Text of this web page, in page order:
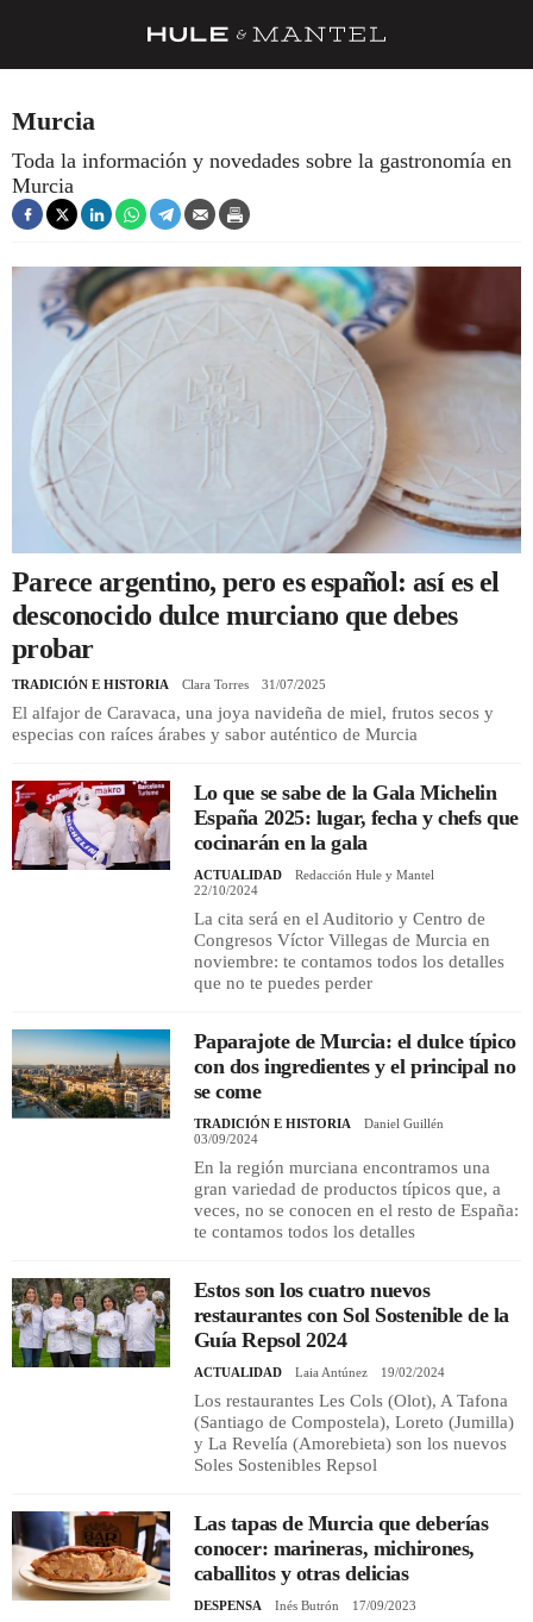
DESPENSA
BARRAS Y ESTRELLAS
DÓNDE COMER
ÍDOLOS DE MESAS
CUADERNO DE VIAJE
TRADICIÓN
MENÚ DEL DÍA
A CUCHILLO
REGISTRO
Murcia
Toda la información y novedades sobre la gastronomía en
Murcia
Parece argentino, pero es español: así es el
desconocido dulce murciano que debes
probar
TRADICIÓN E HISTORIA Clara Torres 31/07/2025
El alfajor de Caravaca, una joya navideña de miel, frutos secos y
especias con raíces árabes y sabor auténtico de Murcia
Lo que se sabe de la Gala Michelin
España 2025: lugar, fecha y chefs que
cocinarán en la gala
ACTUALIDAD
Redacción Hule y Mantel
22/10/2024
La cita será en el Auditorio y Centro de
Congresos Víctor Villegas de Murcia en
noviembre: te contamos todos los detalles
que no te puedes perder
Paparajote de Murcia: el dulce típico
con dos ingredientes y el principal no
se come
TRADICIÓN E HISTORIA
Daniel Guillén
03/09/2024
En la región murciana encontramos una
gran variedad de productos típicos que, a
veces, no se conocen en el resto de España:
te contamos todos los detalles
Estos son los cuatro nuevos
restaurantes con Sol Sostenible de la
Guía Repsol 2024
ACTUALIDAD Laia Antúnez 19/02/2024
Los restaurantes Les Cols (Olot), A Tafona
(Santiago de Compostela), Loreto (Jumilla)
y La Revelía (Amorebieta) son los nuevos
Soles Sostenibles Repsol
Las tapas de Murcia que deberías
conocer: marineras, michirones,
caballitos y otras delicias
DESPENSA Inés Butrón 17/09/2023